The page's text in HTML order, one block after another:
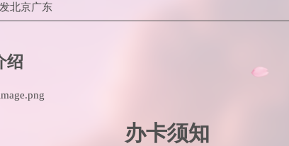
北京广东
绍
办卡须知